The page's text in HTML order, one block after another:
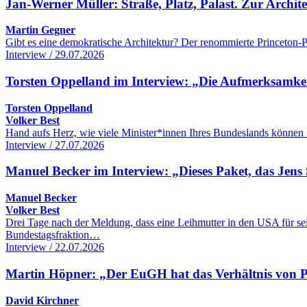
Jan-Werner Müller: Straße, Platz, Palast. Zur
Martin Gegner
Gibt es eine demokratische Architektur? Der renommierte
Interview / 29.07.2026
Torsten Oppelland im Interview: „Die
Torsten Oppelland
Volker Best
Hand aufs Herz, wie viele Minister*innen Ihres Bundeslands
Interview / 27.07.2026
Manuel Becker im Interview: „Dieses Paket, das
Manuel Becker
Volker Best
Drei Tage nach der Meldung, dass eine Leihmutter in den USA für
Bundestagsfraktion…
Interview / 22.07.2026
Martin Höpner: „Der EuGH hat das Verhältnis von
David Kirchner